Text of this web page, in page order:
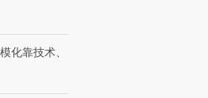
化靠技术、